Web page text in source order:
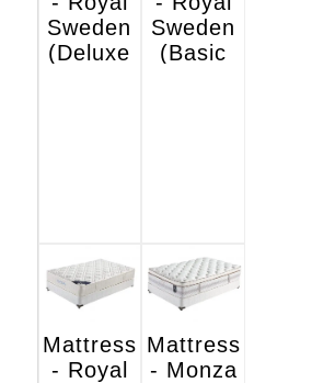
Sweden
(Deluxe
Sweden
(Basic
Mattress
- Royal
Mattress
- Monza